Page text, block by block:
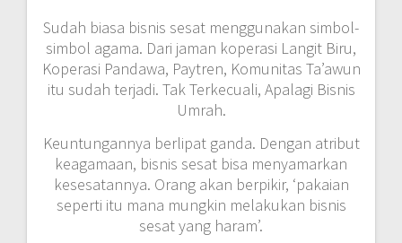
Sudah biasa bisnis sesat menggunakan simbol-
simbol agama. Dari jaman koperasi Langit Biru,
Koperasi Pandawa, Paytren, Komunitas Ta’awun
itu sudah terjadi. Tak Terkecuali, Apalagi Bisnis
Umrah.
Keuntungannya berlipat ganda. Dengan atribut
keagamaan, bisnis sesat bisa menyamarkan
kesesatannya. Orang akan berpikir, ‘pakaian
seperti itu mana mungkin melakukan bisnis
sesat yang haram’.